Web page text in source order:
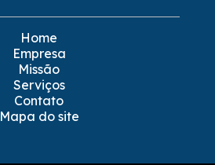
Home
Empresa
Missão
Serviços
Contato
Mapa do site